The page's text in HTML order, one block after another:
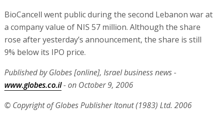
BioCancell went public during the second Lebanon war at
a company value of NIS 57 million. Although the share
rose after yesterday’s announcement, the share is still
9% below its IPO price.
Published by Globes [online], Israel business news -
www.globes.co.il- on October 9, 2006
© Copyright of Globes Publisher Itonut (1983) Ltd. 2006